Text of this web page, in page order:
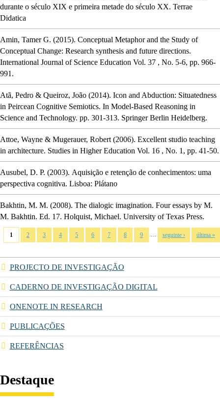
durante o século XIX e primeira metade do século XX. Terrae
Didatica
Amin, Tamer G. (2015). Conceptual Metaphor and the Study of
Conceptual Change: Research synthesis and future directions.
International Journal of Science Education Vol. 37 , No. 5-6, pp. 966-
991.
Atã, Pedro & Queiroz, João (2014). Icon and Abduction: Situatedness
in Peircean Cognitive Semiotics. In Model-Based Reasoning in
Science and Technology. pp. 301-313. Springer Berlin Heidelberg.
Attoe, Wayne & Mugerauer, Robert (2006). Excellent studio teaching
in architecture. Studies in Higher Education Vol. 16 , No. 1, pp. 41-50.
Ausubel, D. P. (2003). Aquisição e retenção de conhecimentos: uma
perspectiva cognitiva. Lisboa: Plátano
Bakhtin, M. M. (2008). The dialogic imagination. Four essays by M.
M. Bakhtin. Ed. 17. Holquist, Michael. University of Texas Press.
Páginas
1 2 3 4 5 6 7 8 9 … seguinte › última »
PROJECTO DE INVESTIGAÇÃO
CADERNO DE INVESTIGAÇÃO DIGITAL
ONENOTE IN RESEARCH
PUBLICAÇÕES
REFERÊNCIAS
Destaque